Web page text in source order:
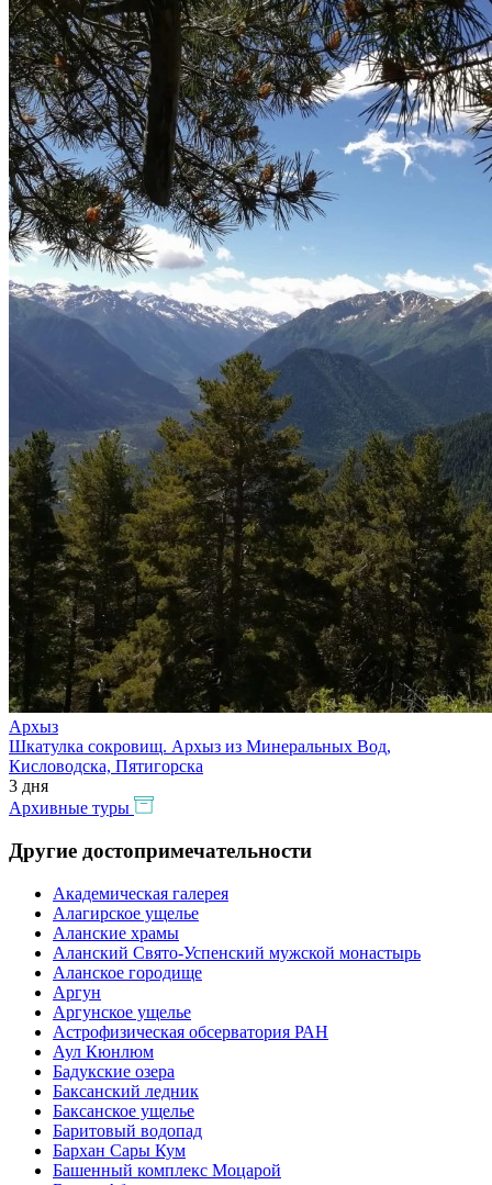
Архыз
Шкатулка сокровищ. Архыз из Минеральных Вод,
Кисловодска, Пятигорска
3 дня
Архивные туры
Другие достопримечательности
Академическая галерея
Алагирское ущелье
Аланские храмы
Аланский Свято-Успенский мужской монастырь
Аланское городище
Аргун
Аргунское ущелье
Астрофизическая обсерватория РАН
Аул Кюнлюм
Бадукские озера
Баксанский ледник
Баксанское ущелье
Баритовый водопад
Бархан Сары Кум
Башенный комплекс Моцарой